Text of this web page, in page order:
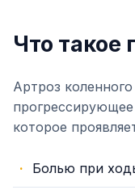
Что такое
Артроз
которое
Болью при